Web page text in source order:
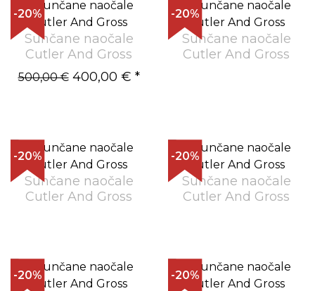
-20%
Sunčane naočale
Cutler And Gross
500,00 €400,00 € *
-20%
Sunčane naočale
Cutler And Gross
-20%
Sunčane naočale
Cutler And Gross
-20%
Sunčane naočale
Cutler And Gross
-20% -20%